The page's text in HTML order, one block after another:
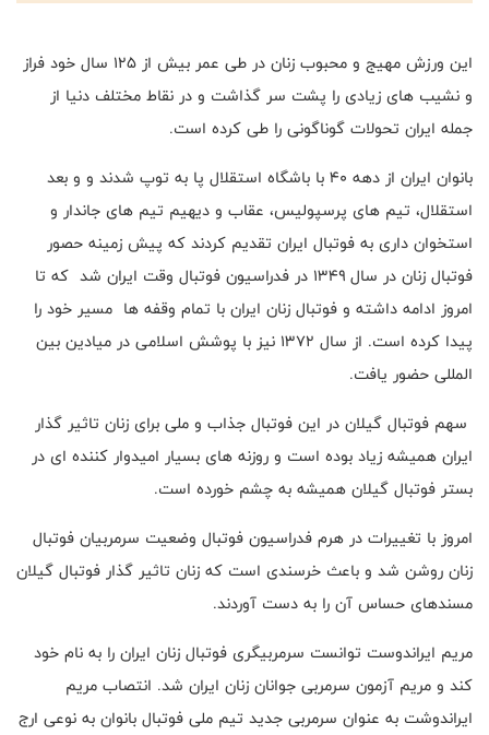
این ورزش مهیج و محبوب زنان در طی عمر بیش از ۱۲۵ سال خود فراز
و نشیب های زیادی را پشت سر گذاشت و در نقاط مختلف دنیا از
جمله ایران تحولات گوناگونی را طی کرده است.
بانوان ایران از دهه ۴۰ با باشگاه استقلال پا به توپ شدند و و بعد
استقلال، تیم های پرسپولیس، عقاب و دیهیم تیم های جاندار و
استخوان داری به فوتبال ایران تقدیم کردند که پیش زمینه حصور
فوتبال زنان در سال ۱۳۴۹ در فدراسیون فوتبال وقت ایران شد که تا
امروز ادامه داشته و فوتبال زنان ایران با تمام وقفه ها مسیر خود را
پیدا کرده است. از سال ۱۳۷۲ نیز با پوشش اسلامی در میادین بین
المللی حضور یافت.
سهم فوتبال گیلان در این فوتبال جذاب و ملی برای زنان تاثیر گذار
ایران همیشه زیاد بوده است و روزنه های بسیار امیدوار کننده ای در
بستر فوتبال گیلان همیشه به چشم خورده است.
امروز با تغییرات در هرم فدراسیون فوتبال وضعیت سرمربیان فوتبال
زنان روشن شد و باعث خرسندی است که زنان تاثیر گذار فوتبال گیلان
مسندهای حساس آن را به دست آوردند.
مریم ایراندوست توانست سرمربیگری فوتبال زنان ایران را به نام خود
کند و مریم آزمون سرمربی جوانان زنان ایران شد. انتصاب مریم
ایراندوشت به عنوان سرمربی جدید تیم ملی فوتبال بانوان به نوعی ارج